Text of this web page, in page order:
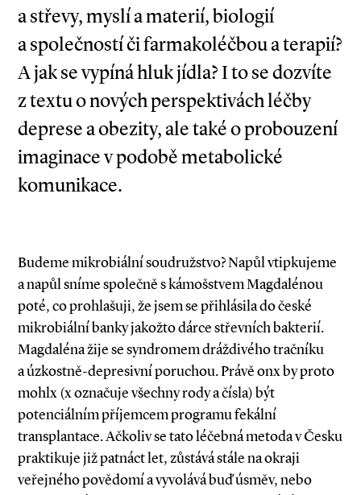
a střevy, myslí a materií, biologií
a společností či farmakoléčbou a terapií?
A jak se vypíná hluk jídla? I to se dozvíte
z textu o nových perspektivách léčby
deprese a obezity, ale také o probouzení
imaginace v podobě metabolické
komunikace.
Budeme mikrobiální soudružstvo? Napůl vtipkujeme
a napůl sníme společně s kámošstvem Magdalénou
poté, co prohlašuji, že jsem se přihlásila do české
mikrobiální banky jakožto dárce střevních bakterií.
Magdaléna žije se syndromem dráždivého tračníku
a úzkostně­-depresivní poruchou. Právě onx by proto
mohlx (x označuje všechny rody a čísla) být
potenciálním příjemcem programu fekální
transplantace. Ačkoliv se tato léčebná metoda v Česku
praktikuje již patnáct let, zůstává stále na okraji
veřejného povědomí a vyvolává buď úsměv, nebo